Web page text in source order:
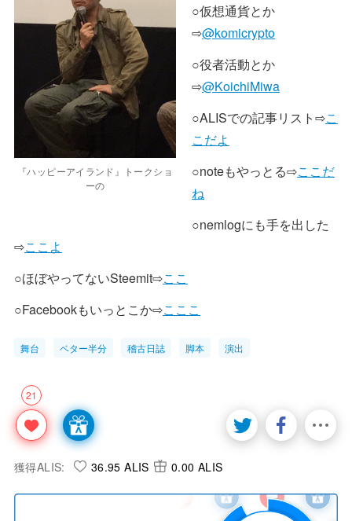
『ハッピーアイランド』トークショ
ーの
○仮想通貨とか
⇨@komicrypto
○役者活動とか
⇨@KoichiMiwa
○ALISでの記事リスト⇨こ
こだよ
○noteもやっとる⇨ここだ
ね
○nemlogにも手を出した
⇨ここよ
○ほぼやってないSteemit⇨ここ
○Facebookもいっとこか⇨こここ
舞台 ベター半分 稽古日誌 脚本 演出
21
獲得ALIS: 36.95 ALIS 0.00 ALIS